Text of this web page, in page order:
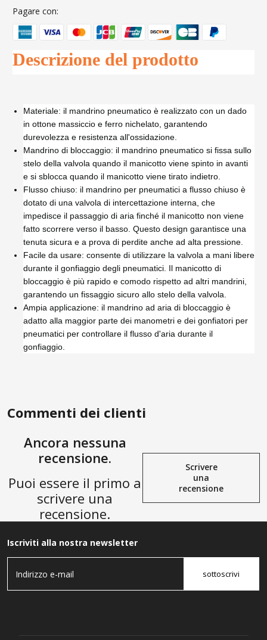
Pagare con:
Descrizione del prodotto
Materiale: il mandrino pneumatico è realizzato con un dado
in ottone massiccio e ferro nichelato, garantendo
durevolezza e resistenza all'ossidazione.
Mandrino di bloccaggio: il mandrino pneumatico si fissa sullo
stelo della valvola quando il manicotto viene spinto in avanti
e si sblocca quando il manicotto viene tirato indietro.
Flusso chiuso: il mandrino per pneumatici a flusso chiuso è
dotato di una valvola di intercettazione interna, che
impedisce il passaggio di aria finché il manicotto non viene
fatto scorrere verso il basso. Questo design garantisce una
tenuta sicura e a prova di perdite anche ad alta pressione.
Facile da usare: consente di utilizzare la valvola a mani libere
durante il gonfiaggio degli pneumatici. Il manicotto di
bloccaggio è più rapido e comodo rispetto ad altri mandrini,
garantendo un fissaggio sicuro allo stelo della valvola.
Ampia applicazione: il mandrino ad aria di bloccaggio è
adatto alla maggior parte dei manometri e dei gonfiatori per
pneumatici per controllare il flusso d'aria durante il
gonfiaggio.
Commenti dei clienti
Ancora nessuna
recensione.
Puoi essere il primo a
scrivere una
recensione.
Scrivere
una
recensione
Iscriviti alla nostra newsletter
sottoscrivi